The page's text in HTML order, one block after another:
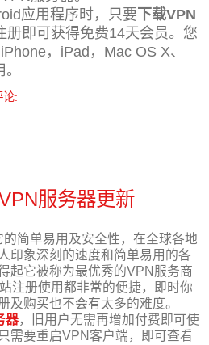
应用程序时，只要 下载VPN
册即可获得免费14天会员。您
，iPad，Mac OS X、
论:
服务器更新
简单易用及安全性，在全球各地
印象深刻的速度和简单易用的各
起它被称为最优秀的VPN服务商
注册使用都非常的便捷，即时你
及购买也不会有太多的难度。
器，旧用户无需再增加付费即可使
需要重启VPN客户端，即可查看